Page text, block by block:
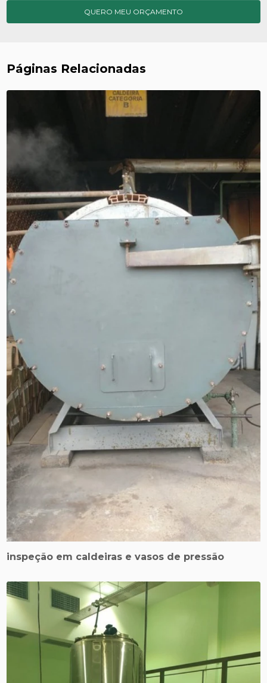
QUERO MEU ORÇAMENTO
Páginas Relacionadas
inspeção em caldeiras e vasos de pressão